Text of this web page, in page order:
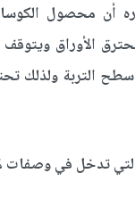
أن محصول
الأوراق ويتوقف
التربة ولذلك
تدخل في وصفات